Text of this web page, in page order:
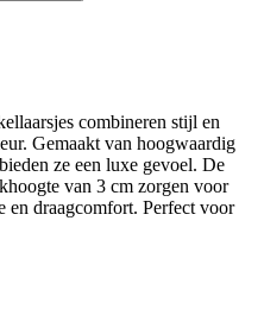
combineren stijl en
Gemaakt van hoogwaardig
ze een luxe gevoel. De
van 3 cm zorgen voor
en draagcomfort. Perfect voor